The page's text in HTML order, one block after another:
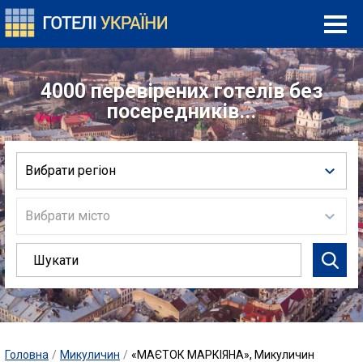
4000 перевірених готелів без
посередників...
Вибрати регіон
Вибрати місто
Головна / Микуличин / «МАЄТОК МАРКІЯНА», Микуличин